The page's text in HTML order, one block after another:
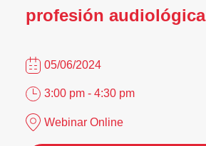
profesión audiológica
05/06/2024
3:00 pm - 4:30 pm
Webinar Online